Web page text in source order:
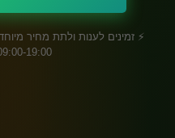
⚡ זמינים לענות ולתת מחיר
19:00